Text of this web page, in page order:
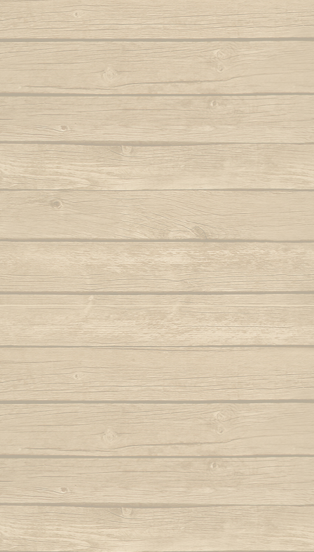
Hoje me leva o coração pra Bahia
Autor : Graduado Voador (Capoeira Nagô)
Hoje tem capoeira aiá
Autor : Instrutor Saracuru (Capoeira Brasil)
La na Bahia côco de dendê
Lembra de Bimba
Autor : Graduado Voador (Capoeira Nago)
Vou no